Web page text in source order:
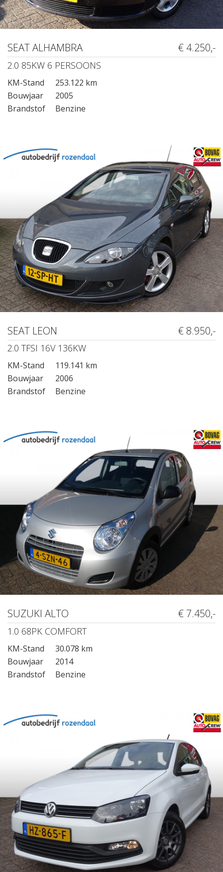
SEAT ALHAMBRA € 4.250,-
2.0 85KW 6 PERSOONS
KM-Stand
253.122 km
Bouwjaar
2005
Brandstof
Benzine
SEAT LEON € 8.950,-
2.0 TFSI 16V 136KW
KM-Stand
119.141 km
Bouwjaar
2006
Brandstof
Benzine
SUZUKI ALTO € 7.450,-
1.0 68PK COMFORT
KM-Stand
30.078 km
Bouwjaar
2014
Brandstof
Benzine